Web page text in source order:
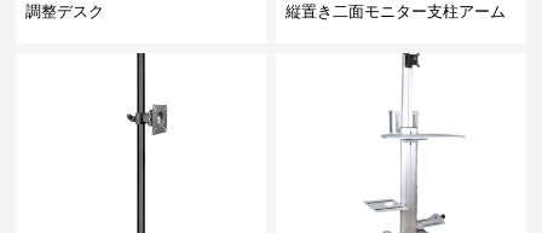
調整デスク
縦置き二面モニター支柱アーム